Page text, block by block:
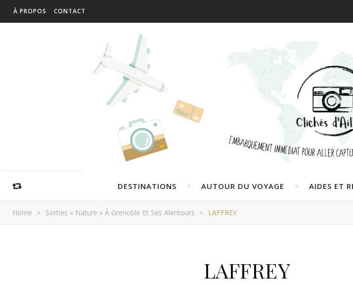
À PROPOS CONTACT
DESTINATIONS AUTOUR DU VOYAGE AIDES ET
Home Sorties « Nature » À Grenoble Et Ses Alentours LAFFREY
LAFFREY